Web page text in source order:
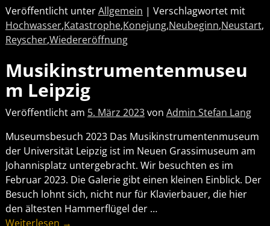
Veröffentlicht unterAllgemein | Verschlagwortet mit
Hochwasser,Katastrophe,Konejung,Neubeginn,Neustart,
Reyscher,Wiedereröffnung
Musikinstrumentenmuseu
m Leipzig
Veröffentlicht am 5. März 2023von Admin Stefan Lang
Museumsbesuch 2023 Das Musikinstrumentenmuseum
der Universität Leipzig ist im Neuen Grassimuseum am
Johannisplatz untergebracht. Wir besuchten es im
Februar 2023. Die Galerie gibt einen kleinen Einblick. Der
Besuch lohnt sich, nicht nur für Klavierbauer, die hier
den ältesten Hammerflügel der …
Weiterlesen →